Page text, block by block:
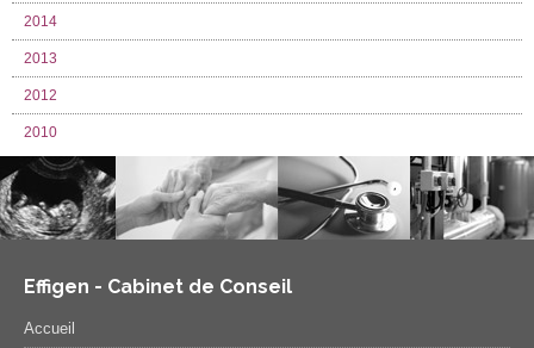
2014
2013
2012
2010
Effigen - Cabinet de Conseil
Accueil